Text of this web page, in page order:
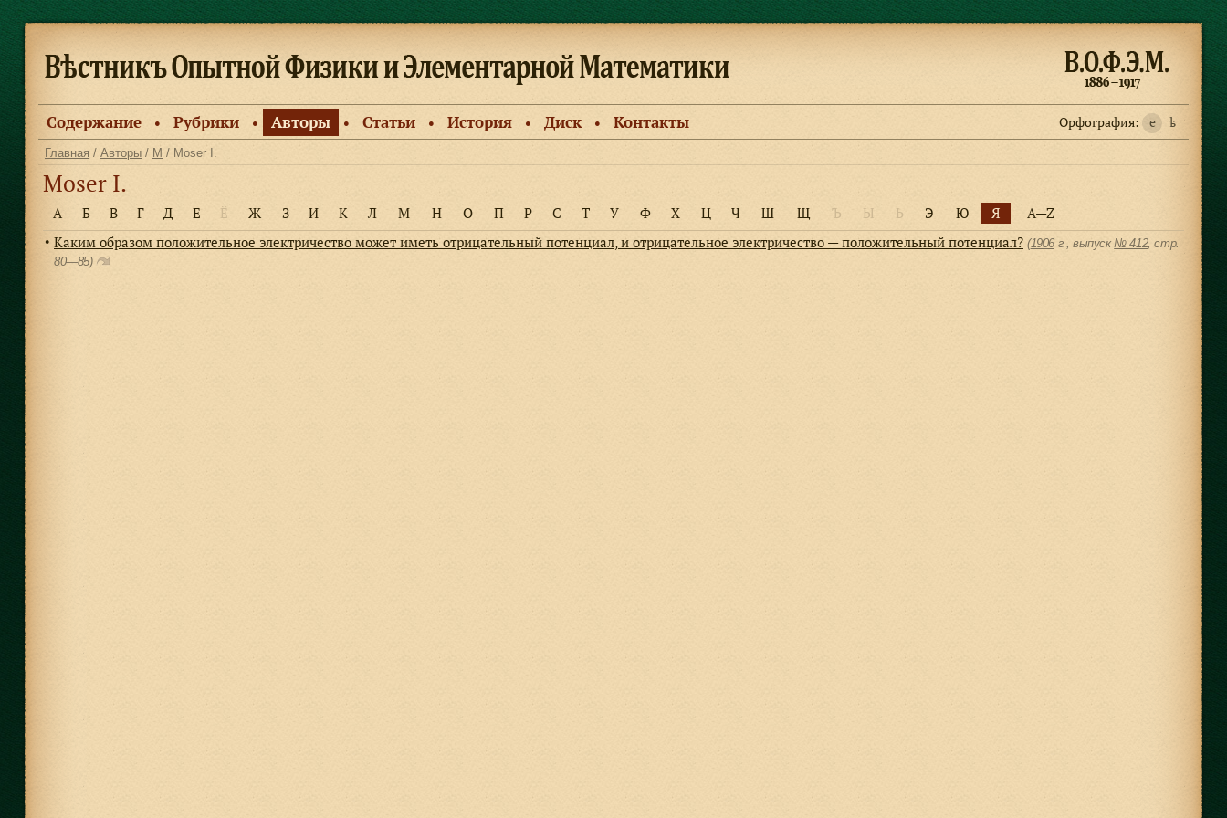
Содержание ● Рубрики ● Авторы ● Статьи ● История ● Диск ● Контакты Орфография: e ѣ
Главная / Авторы / M / Moser I.
Moser I.
А Б В Г Д Е Ё Ж З И К Л М Н О П Р С Т У Ф Х Ц Ч Ш Щ Ъ Ы Ь Э Ю Я A—Z
● Каким образом положительное электричество может иметь отрицательный потенциал, и отрицательное электричество — положительный потенциал? (1906 г., выпуск№ 412, cтр.
80—85)